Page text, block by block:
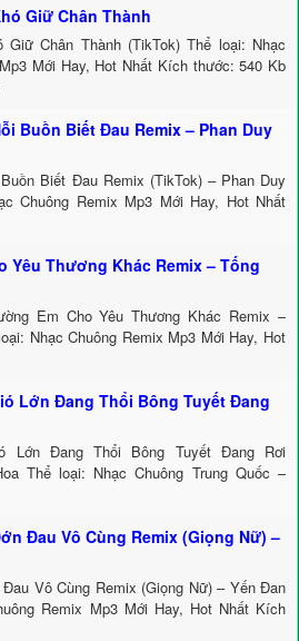
Giữ Chân Thành
Giữ Chân Thành (TikTok) Thể loại: Nhạc
Mới Hay, Hot Nhất Kích thước: 540 Kb
Buồn Biết Đau Remix – Phan Duy
Biết Đau Remix (TikTok) – Phan Duy
Chuông Remix Mp3 Mới Hay, Hot Nhất
Yêu Thương Khác Remix – Tống
Em Cho Yêu Thương Khác Remix –
Nhạc Chuông Remix Mp3 Mới Hay, Hot
Lớn Đang Thổi Bông Tuyết Đang
Lớn Đang Thổi Bông Tuyết Đang Rơi
Thể loại: Nhạc Chuông Trung Quốc –
Đau Vô Cùng Remix (Giọng Nữ) –
Vô Cùng Remix (Giọng Nữ) – Yến Đan
Remix Mp3 Mới Hay, Hot Nhất Kích